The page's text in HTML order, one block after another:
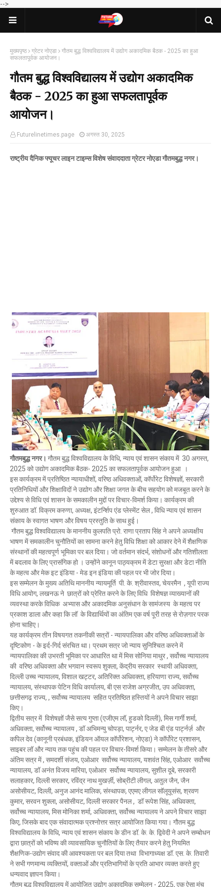
-->
मुख्यपृष्ठ ग्रेटर नोएडा
गौतम बुद्ध विश्वविद्यालय में उद्योग अकादमिक बैठक - 2025 का हुआ
सफलतापूर्वक आयोजन।
गौतम बुद्ध विश्वविद्यालय में उद्योग अकादमिक
बैठक - 2025 का हुआ सफलतापूर्वक
आयोजन।
Futurelinetimes.page अगस्त 30, 2025
राष्ट्रीय दैनिक फ्यूचर लाइन टाइम्स विशेष संवाददाता ग्रेटर नोएडा गौतमबुद्ध नगर।
गौतमबुद्ध नगर। गौतम बुद्ध विश्वविद्यालय के विधि, न्याय एवं शासन संकाय में 30 अगस्त,
2025 को उद्योग अकादमिक बैठक- 2025 का सफलतापूर्वक आयोजन हुआ ।
इस कार्यक्रम में प्रतिष्ठित न्यायाधीशों, वरिष्ठ अधिवक्ताओं, कॉर्पोरेट विशेषज्ञों, सरकारी
प्रतिनिधियों और शिक्षाविदों ने उद्योग और शिक्षा जगत के बीच सहयोग को मजबूत करने के
उद्देश्य से विधि एवं शासन के समकालीन मुद्दों पर विचार-विमर्श किया। कार्यक्रम की
शुरुआत डॉ. विक्रम करुणा, अध्यक्ष, इंटर्न्शिप एंड प्लेस्मेंट सेल , विधि न्याय एवं शासन
संकाय के स्वागत भाषण और विषय प्रस्तुति के साथ हुई।
गौतम बुद्ध विश्वविद्यालय के माननीय कुलपति प्रो. राणा प्रताप सिंह ने अपने अध्यक्षीय
भाषण में समकालीन चुनौतियों का सामना करने हेतु विधि शिक्षा को आकार देने में शैक्षणिक
संस्थानों की महत्वपूर्ण भूमिका पर बल दिया। जो वर्तमान संदर्भ, संशोधनों और गतिशीलता
में बदलाव के लिए प्रासंगिक हो । उन्होंने कानून पाठ्यक्रम में डेटा सुरक्षा और डेटा नीति
के महत्व और मेक इट इंडिया - मेड इन इंडिया की पहल पर भी जोर दिया।
इस सम्मेलन के मुख्य अतिथि माननीय न्यायमूर्ति पी. के. श्रीवास्तव, चेयरमैन , यूपी राज्य
विधि आयोग, लखनऊ ने छात्रों को प्रेरित करने के लिए विधि विशेषज्ञ व्याख्यानों की
व्यवस्था करके विधिक अभ्यास और अकादमिक अनुसंधान के सामंजस्य के महत्व पर
प्रकाश डाला और कहा कि लॉ के विद्यार्थियों का अंतिम एक वर्ष पूरी तरह से रोज़गार परक
होना चाहिए।
यह कार्यक्रम तीन विषयगत तकनीकी सत्रों - न्यायपालिका और वरिष्ठ अधिवक्ताओं के
दृष्टिकोण - के इर्द-गिर्द संरचित था। प्रथम सत्र जो न्याय सुनिश्चित करने में
न्यायपालिका की उभरती भूमिका पर आधारित था में मिस सोनिया माथुर , सर्वोच्च न्यायालय
की वरिष्ठ अधिवक्ता और भगवान स्वरूप शुक्ला, केंद्रीय सरकार स्थायी अधिवक्ता,
दिल्ली उच्च न्यायालय, विशाल खट्टर, अतिरिक्त अधिवक्ता, हरियाणा राज्य, सर्वोच्च
न्यायालय, संस्थापक पेटिन विधि कार्यालय, बी एस राजेश अग्रजीत, उप अधिवक्ता,
छत्तीसगढ़ राज्य, , सर्वोच्च न्यायालय सहित प्रतिष्ठित हस्तियों ने अपने विचार साझा
किए।
द्वितीय सत्र में विशेषज्ञों जैसे सत्य गुप्ता (एजीएम लॉ, हुडको दिल्ली), मिस गार्गी शर्मा,
अधिवक्ता, सर्वोच्च न्यायालय , डॉ अभिमन्यु चोपड़ा, पार्ट्नर, ए जेड बी एंड पार्ट्नर्ज़ और
कपिल देव (कानूनी प्रबंधक, इंडियन ऑयल कॉर्पोरेशन, नोएडा) ने कॉर्पोरेट प्रशासन,
साइबर लॉ और न्याय तक पहुंच की पहल पर विचार-विमर्श किया। सम्मेलन के तीसरे और
अंतिम सत्र में , समदर्शी संजय, एओआर सर्वोच्च न्यायालय, यशवंत सिंह, एओआर सर्वोच्च
न्यायालय, डॉ अनंत विजय मारिया, एओआर सर्वोच्च न्यायालय, सुशील दूबे, सरकारी
सलाहकार, दिल्ली सरकार, रविंद्र नाथ मुखर्ज़ी, सोब्रीटी लीगल, अतुल जैन, जैन
असोसीयट, दिल्ली, अनुज आनंद मालिक, संस्थापक, एएमए लीगल सॉलूयूसंस, श्रवण
कुमार, सरवन शुक्ला, असोसीयट, दिल्ली सरकार पैनल , डॉ रूपेश सिंह, अधिवक्ता,
सर्वोच्च न्यायालय, मिस मोनिका शर्मा, अधिवक्ता, सर्वोच्च न्यायालय ने अपने विचार साझा
किए, जिसके बाद एक संवादात्मक प्रश्नोत्तर सत्र आयोजित किया गया। गौतम बुद्ध
विश्वविद्यालय के विधि, न्याय एवं शासन संकाय के डीन डॉ. के. के. द्विवेदी ने अपने सम्बोधन
द्वारा छात्रों को भविष्य की व्यावसायिक चुनौतियों के लिए तैयार करने हेतु नियमित
शैक्षणिक-उद्योग संवाद की आवश्यकता पर बल दिया तथा विभागाध्यक्ष डॉ. एस. के. तिवारी
ने सभी गणमान्य व्यक्तियों, वक्ताओं और प्रतिभागियों के प्रति आभार व्यक्त करते हुए
धन्यवाद ज्ञापन किया।
गौतम बुद्ध विश्वविद्यालय में आयोजित उद्योग अकादमिक सम्मेलन - 2025, एक ऐसा मंच